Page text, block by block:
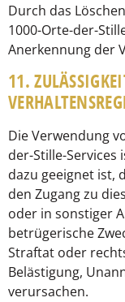
Durch das
1000-Orte-der-
Anerkennung der
11.
Die Verwendung
der-Stille-Services
dazu geeignet ist,
den Zugang zu
oder in sonstiger
betrügerische
Straftat oder
Belästigung,
verursachen.